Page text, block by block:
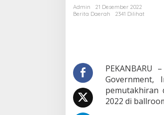
a
n
Admin
21 Desember 2022
Berita Daerah
2341 Dilihat
PEKANBARU
Government,
pemutakhiran
2022 di